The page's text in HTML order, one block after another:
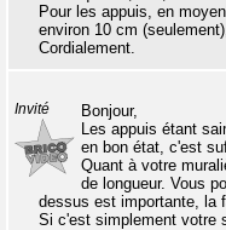
Pour les appuis, en
environ 10 cm
Cordialement.
Invité
Bonjour,
Les appuis étant
en bon état, c'est
Quant à votre
de longueur. Vous
dessus est importante, la
Si c'est simplement votre